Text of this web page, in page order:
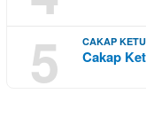
5 CAKAP
Cakap